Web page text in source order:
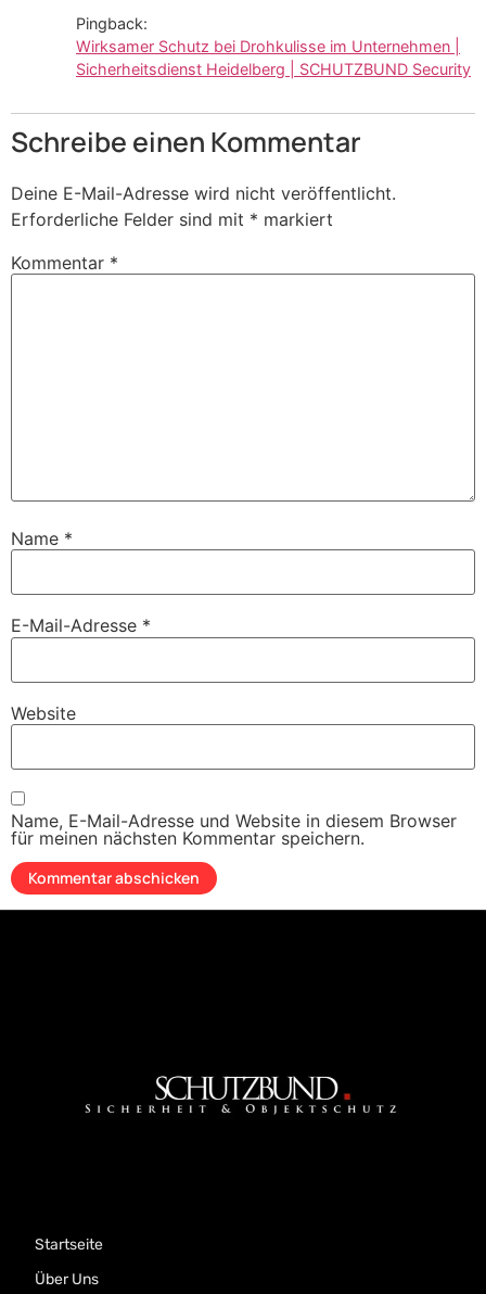
Pingback:
Wirksamer Schutz bei Drohkulisse im Unternehmen |
Sicherheitsdienst Heidelberg | SCHUTZBUND Security
Schreibe einen Kommentar
Deine E-Mail-Adresse wird nicht veröffentlicht.
Erforderliche Felder sind mit * markiert
Kommentar *
Name *
E-Mail-Adresse *
Website
Name, E-Mail-Adresse und Website in diesem Browser
für meinen nächsten Kommentar speichern.
Startseite
Über Uns